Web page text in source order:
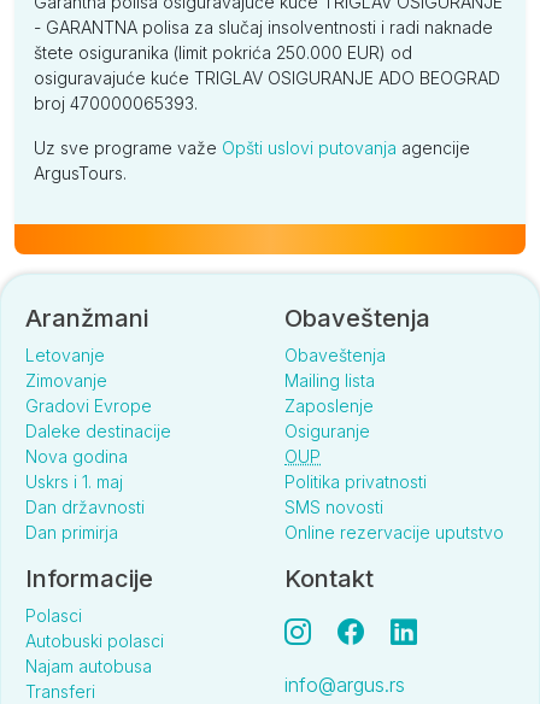
- GARANTNA polisa za slučaj insolventnosti i radi naknade
štete osiguranika (limit pokrića 250.000 EUR) od
osiguravajuće kuće TRIGLAV OSIGURANJE ADO BEOGRAD
broj 470000065393.
Uz sve programe važe Opšti uslovi putovanja agencije
ArgusTours.
Aranžmani
Letovanje
Zimovanje
Gradovi Evrope
Daleke destinacije
Nova godina
Uskrs i 1. maj
Dan državnosti
Dan primirja
Obaveštenja
Obaveštenja
Mailing lista
Zaposlenje
Osiguranje
OUP
Politika privatnosti
SMS novosti
Online rezervacije uputstvo
Informacije
Polasci
Autobuski polasci
Najam autobusa
Transferi
Kontakt
info@argus.rs